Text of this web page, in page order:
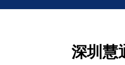
深圳慧